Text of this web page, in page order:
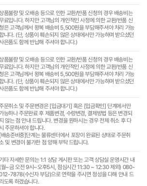
품불량 및 오배송 등으로 인한 교환/반품 신청의 경우 배송비는
료입니다. 하지만 고객님의 개인적인 사정에 의한 교환/반품 신
은 고객님께서 왕복 배송비 5,500원을 부담해주셔야 처리 가능
니다. (단, 상품이 훼손되지 않은 상태에서만 가능하며 받으셨던
은품도 함께 반납해 주셔야 합니다.)
품불량 및 오배송 등으로 인한 교환/반품 신청의 경우 배송비는
료입니다. 하지만 고객님의 개인적인 사정에 의한 교환/반품 신
은 고객님께서 왕복 배송비 5,500원을 부담해주셔야 처리 가능
니다. (단, 상품이 훼손되지 않은 상태에서만 가능하며 받으셨던
은품도 함께 반납해 주셔야 합니다.)
문취소 및 주문변경은 [입금대기] 혹은 [입금확인] 단계에서만
능하나 주문완료 후 제품변경, 수량변경, 결제방법 등은 변경되
않는 점 안내 드립니다. 변경을 원하시는 경우 전체 취소 후 다
주문하셔야 합니다.
[배송준비중]단계는 물류센터에서 포장이 완료된 상태로 주문취
및 변경이 불가한 점 양해 부탁 드립니다.
타 자세한 문의는 1:1 상담 게시판 또는 고객 상담실 운영시간 내
(월~금 오전 9시~오후5시, 점심시간 11:30 ~ 12:30 제외) 080-
7878(수신자 부담)으로 연락을 주시면 정성을 다해 안내 드
리도록 하겠습니다.